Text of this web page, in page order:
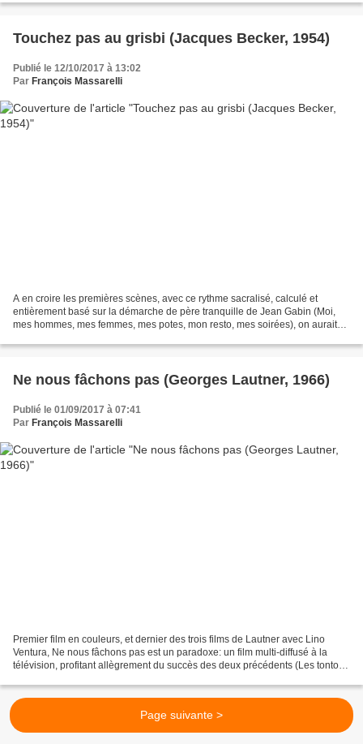
Touchez pas au grisbi (Jacques Becker, 1954)
Publié le 12/10/2017 à 13:02
Par François Massarelli
A en croire les premières scènes, avec ce rythme sacralisé, calculé et
entièrement basé sur la démarche de père tranquille de Jean Gabin (Moi,
mes hommes, mes femmes, mes potes, mon resto, mes soirées), on aurait
Ne nous fâchons pas (Georges Lautner, 1966)
Publié le 01/09/2017 à 07:41
Par François Massarelli
Premier film en couleurs, et dernier des trois films de Lautner avec Lino
Ventura, Ne nous fâchons pas est un paradoxe: un film multi-diffusé à la
télévision, profitant allègrement du succès des deux précédents (Les tontons
Page suivante >